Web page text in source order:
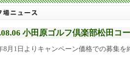
小田原ゴルフ倶楽部松田コ
8月1日よりキャンペーン価格での募集を